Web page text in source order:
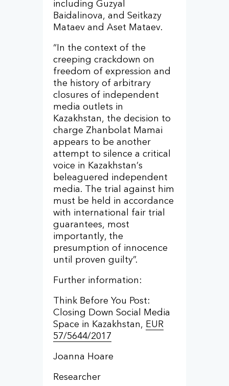
including Guzyal
Baidalinova, and Seitkazy
Mataev and Aset Mataev.
“In the context of the
creeping crackdown on
freedom of expression and
the history of arbitrary
closures of independent
media outlets in
Kazakhstan, the decision to
charge Zhanbolat Mamai
appears to be another
attempt to silence a critical
voice in Kazakhstan’s
beleaguered independent
media. The trial against him
must be held in accordance
with international fair trial
guarantees, most
importantly, the
presumption of innocence
until proven guilty”.
Further information:
Think Before You Post:
Closing Down Social Media
Space in Kazakhstan, EUR
57/5644/2017
Joanna Hoare
Researcher